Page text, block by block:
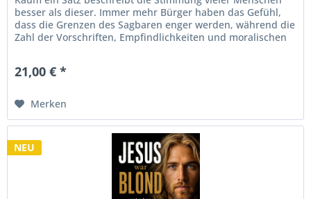
besser als dieser. Immer mehr Bürger haben das Gefühl,
dass die Grenzen des Sagbaren enger werden, während die
Zahl der Vorschriften, Empfindlichkeiten und moralischen
21,00 € *
Merken
NEU